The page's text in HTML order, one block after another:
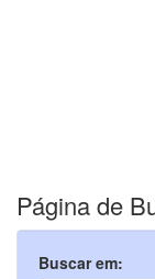
Página de
Buscar em: